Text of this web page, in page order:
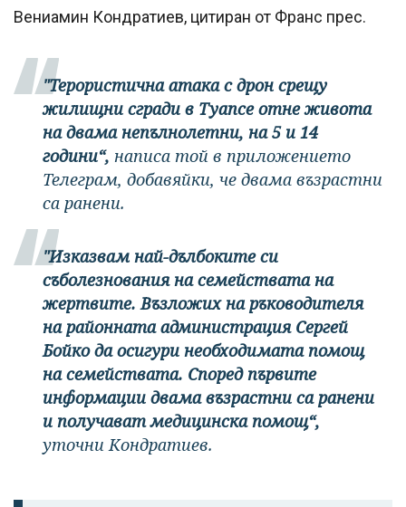
Вениамин Кондратиев, цитиран от Франс прес.
"Терористична атака с дрон срещу
жилищни сгради в Туапсе отне живота
на двама непълнолетни, на 5 и 14
години“, написа той в приложението
Телеграм, добавяйки, че двама възрастни
са ранени.
"Изказвам най-дълбоките си
съболезнования на семействата на
жертвите. Възложих на ръководителя
на районната администрация Сергей
Бойко да осигури необходимата помощ
на семействата. Според първите
информации двама възрастни са ранени
и получават медицинска помощ“,
уточни Кондратиев.